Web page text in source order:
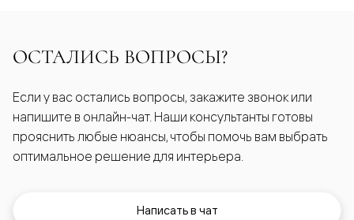
ОСТАЛИСЬ ВОПРОСЫ?
Если у вас остались вопросы, закажите звонок или
напишите в онлайн-чат. Наши консультанты готовы
прояснить любые нюансы, чтобы помочь вам выбрать
оптимальное решение для интерьера.
Написать в чат